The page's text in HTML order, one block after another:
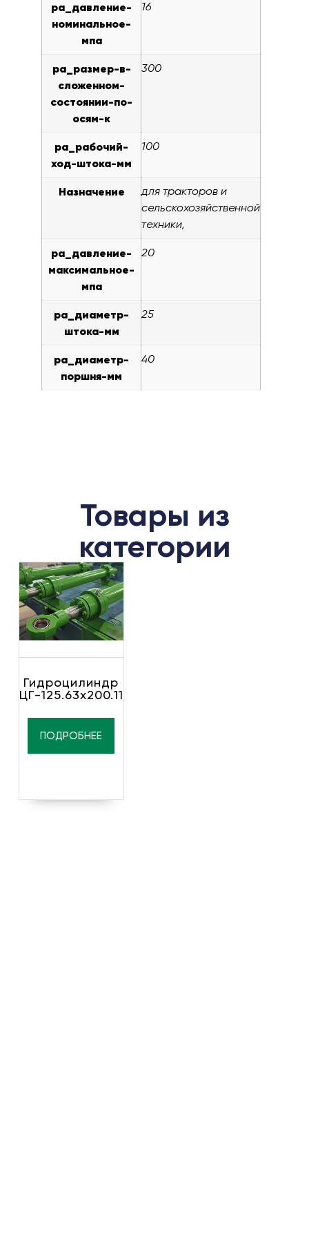
pa_давление-
номинальное-
мпа
16
pa_размер-в-
сложенном-
состоянии-по-
осям-к
300
pa_рабочий-
ход-штока-мм
100
Назначение
для тракторов и
сельскохозяйственной
техники,
pa_давление-
максимальное-
мпа
20
pa_диаметр-
штока-мм
25
pa_диаметр-
поршня-мм
40
Товары из
категории
Гидроцилиндр
ЦГ-125.63х200.11
ПОДРОБНЕЕ